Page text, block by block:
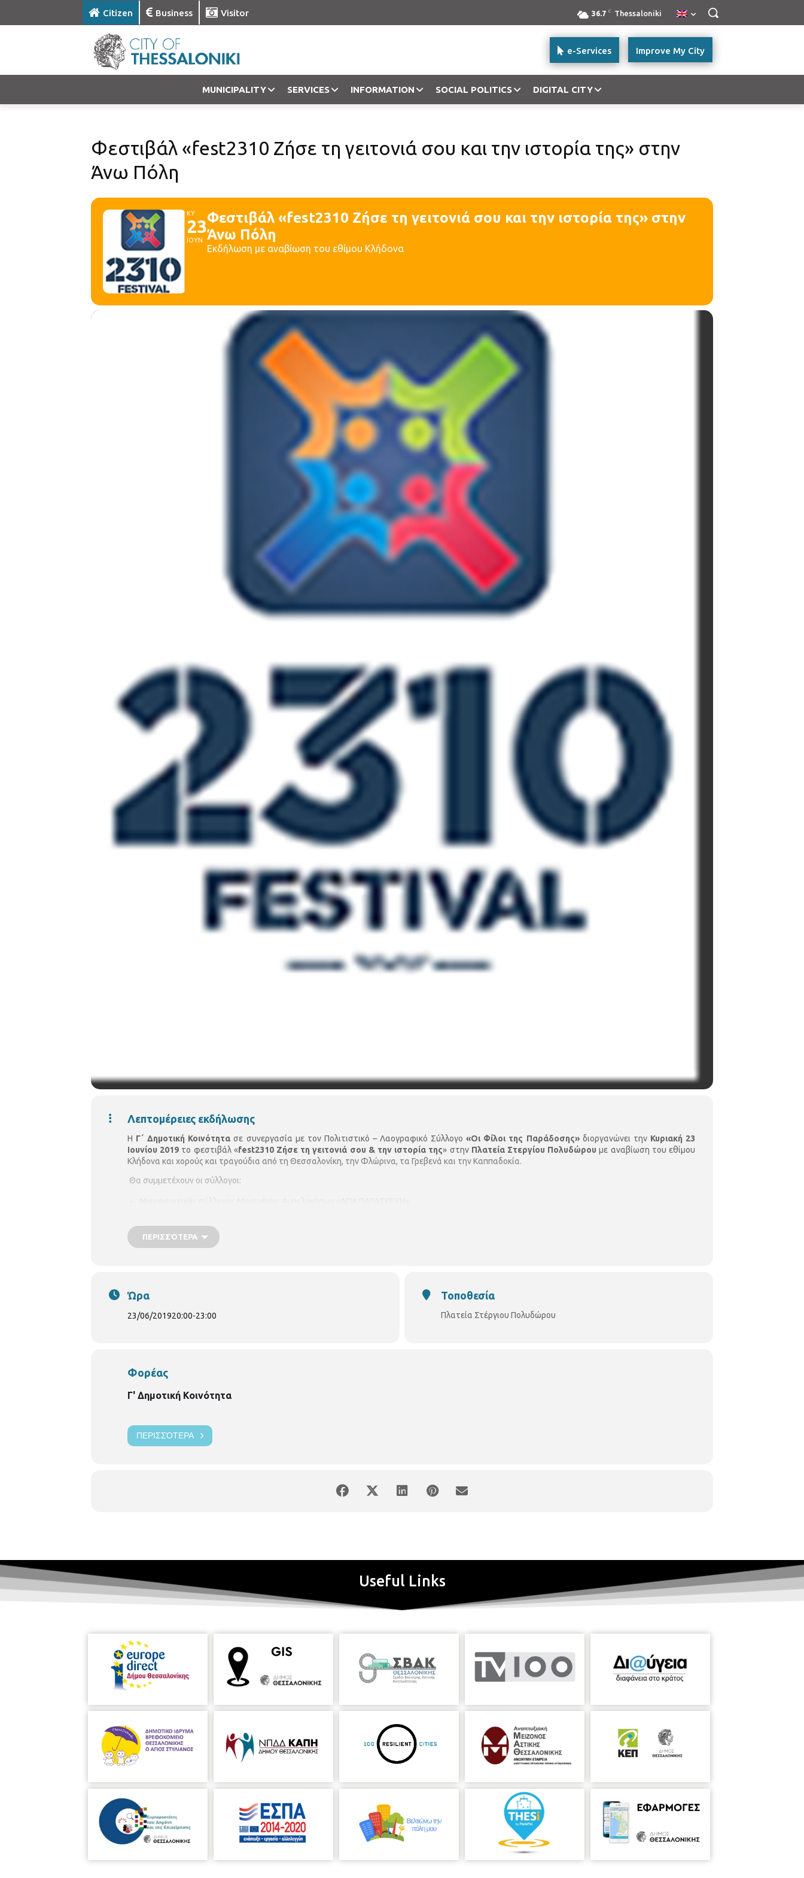
Citizen Business Visitor 36.7 C Thessaloniki
Improve My City
e-Services
MUNICIPALITY SERVICES INFORMATION SOCIAL POLITICS DIGITAL CITY
Φεστιβάλ «fest2310 Ζήσε τη γειτονιά σου και την ιστορία της» στην
Άνω Πόλη
ΚΥ
23
ΙΟΥΝ
Φεστιβάλ «fest2310 Ζήσε τη γειτονιά σου και την ιστορία της» στην
Άνω Πόλη
Εκδήλωση με αναβίωση του εθίμου Κλήδονα
Λεπτομέρειες εκδήλωσης
Η Γ΄ Δημοτική Κοινότητα σε συνεργασία με τον Πολιτιστικό – Λαογραφικό Σύλλογο«Οι Φίλοι της Παράδοσης»διοργανώνει την Κυριακή 23
Ιουνίου 2019 το φεστιβάλ «fest2310 Ζήσε τη γειτονιά σου & την ιστορία της» στην Πλατεία Στεργίου Πολυδώρου με αναβίωση του εθίμου
Κλήδονα και χορούς και τραγούδια από τη Θεσσαλονίκη, την Φλώρινα, τα Γρεβενά και την Καππαδοκία.
Θα συμμετέχουν οι σύλλογοι:
και ο Πολιτιστικός σύλλογος Μανδρακιωτών Θεσσαλονίκης
ΠΕΡΙΣΣΌΤΕΡΑ
Ώρα
23/06/201920:00-23:00
Τοποθεσία
Πλατεία Στέργιου Πολυδώρου
Φορέας
Γ' Δημοτική Κοινότητα
ΠΕΡΙΣΣΌΤΕΡΑ
Useful Links